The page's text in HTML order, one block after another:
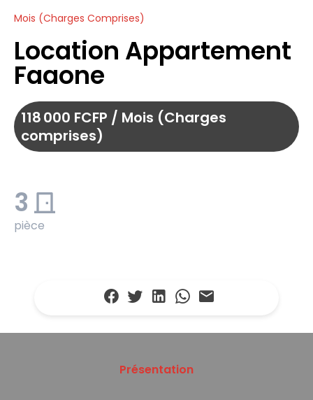
Mois (Charges Comprises)
Location Appartement
Faaone
118 000 FCFP / Mois (Charges
comprises)
3
pièce
Présentation